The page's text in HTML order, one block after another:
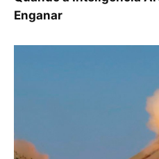
Enganar